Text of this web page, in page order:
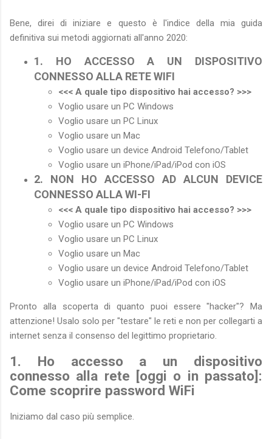
Bene, direi di iniziare e questo è l'indice della mia guida
definitiva sui metodi aggiornati all'anno 2020:
1. HO ACCESSO A UN DISPOSITIVO
CONNESSO ALLA RETE WIFI
<<< A quale tipo dispositivo hai accesso? >>>
Voglio usare un PC Windows
Voglio usare un PC Linux
Voglio usare un Mac
Voglio usare un device Android Telefono/Tablet
Voglio usare un iPhone/iPad/iPod con iOS
2. NON HO ACCESSO AD ALCUN DEVICE
CONNESSO ALLA WI-FI
<<< A quale tipo dispositivo hai accesso? >>>
Voglio usare un PC Windows
Voglio usare un PC Linux
Voglio usare un Mac
Voglio usare un device Android Telefono/Tablet
Voglio usare un iPhone/iPad/iPod con iOS
Pronto alla scoperta di quanto puoi essere "hacker"? Ma
attenzione! Usalo solo per "testare" le reti e non per collegarti a
internet senza il consenso del legittimo proprietario.
1. Ho accesso a un dispositivo
connesso alla rete [oggi o in passato]:
Come scoprire password WiFi
Iniziamo dal caso più semplice.